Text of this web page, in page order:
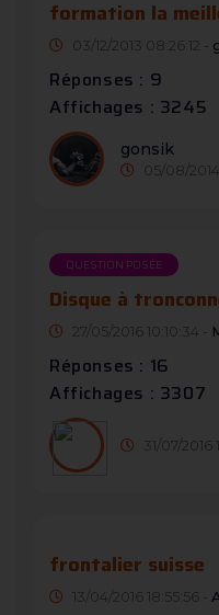
formation la
03/12/2013 08:26:12 -
Réponses : 9
Affichages : 3245
gonsik
05/08/2014
QUESTION POSÉE
Disque à
27/05/2016 10:10:34 -
Réponses : 16
Affichages : 3307
31/07/2016
frontalier suisse
13/04/2016 18:55:56 -